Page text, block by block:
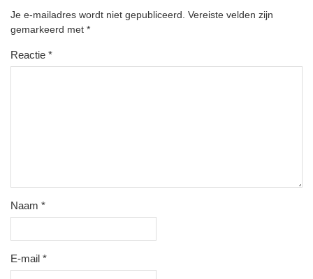
Je e-mailadres wordt niet gepubliceerd. Vereiste velden zijn
gemarkeerd met *
Reactie *
Naam *
E-mail *